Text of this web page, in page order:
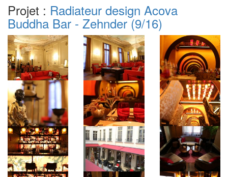
Projet : Radiateur design Acova
Buddha Bar - Zehnder(9/16)